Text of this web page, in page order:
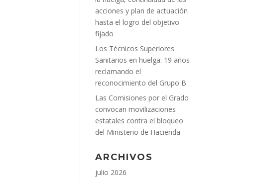
acciones y plan de actuación
hasta el logro del objetivo
fijado
Los Técnicos Superiores
Sanitarios en huelga: 19 años
reclamando el
reconocimiento del Grupo B
Las Comisiones por el Grado
convocan movilizaciones
estatales contra el bloqueo
del Ministerio de Hacienda
ARCHIVOS
julio 2026